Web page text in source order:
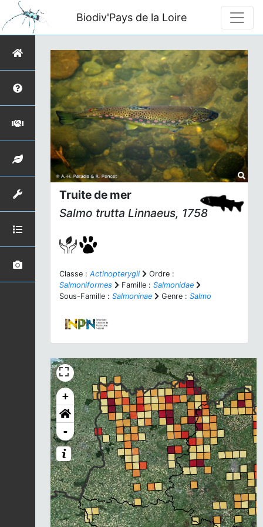
Biodiv'Pays de la Loire
Truite de mer
Salmo trutta Linnaeus, 1758
Classe : Actinopterygii
Ordre :
Salmoniformes
Famille : Salmonidae
Sous-Famille : Salmoninae Genre : Salmo
+
-